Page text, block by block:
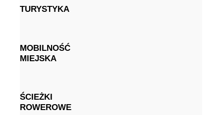
TURYSTYKA
MOBILNOŚĆ
MIEJSKA
ŚCIEŻKI
ROWEROWE